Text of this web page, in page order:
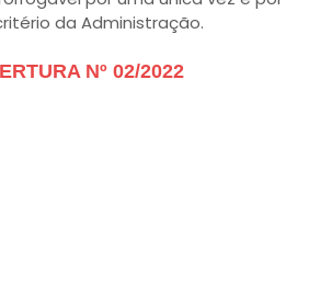
da Administração.
Nº 02/2022